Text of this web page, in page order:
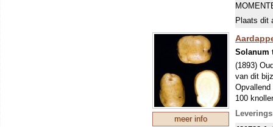
lukt door
in de zon.
silinal. De
ziektes te
Plaats dit
meer info
Solanum
(1893)
van dit
Opvallend
100